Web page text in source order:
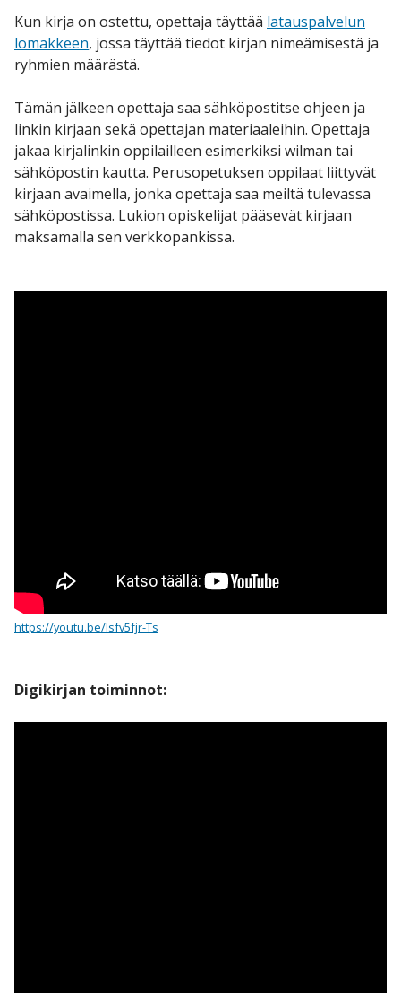
Kun kirja on ostettu, opettaja täyttää latauspalvelun
lomakkeen, jossa täyttää tiedot kirjan nimeämisestä ja
ryhmien määrästä.
Tämän jälkeen opettaja saa sähköpostitse ohjeen ja
linkin kirjaan sekä opettajan materiaaleihin. Opettaja
jakaa kirjalinkin oppilailleen esimerkiksi wilman tai
sähköpostin kautta. Perusopetuksen oppilaat liittyvät
kirjaan avaimella, jonka opettaja saa meiltä tulevassa
sähköpostissa. Lukion opiskelijat pääsevät kirjaan
maksamalla sen verkkopankissa.
https://youtu.be/lsfv5fjr-Ts
Digikirjan toiminnot: